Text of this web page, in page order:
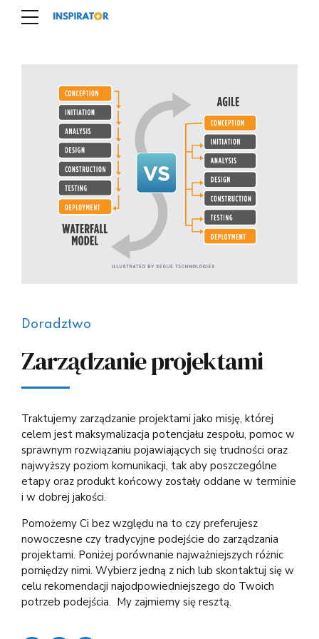
Doradztwo
Zarządzanie projektami
Traktujemy zarządzanie projektami jako misję, której
celem jest maksymalizacja potencjału zespołu, pomoc w
sprawnym rozwiązaniu pojawiających się trudności oraz
najwyższy poziom komunikacji, tak aby poszczególne
etapy oraz produkt końcowy zostały oddane w terminie
i w dobrej jakości.
Pomożemy Ci bez względu na to czy preferujesz
nowoczesne czy tradycyjne podejście do zarządzania
projektami. Poniżej porównanie najważniejszych różnic
pomiędzy nimi. Wybierz jedną z nich lub skontaktuj się w
celu rekomendacji najodpowiedniejszego do Twoich
potrzeb podejścia. My zajmiemy się resztą.